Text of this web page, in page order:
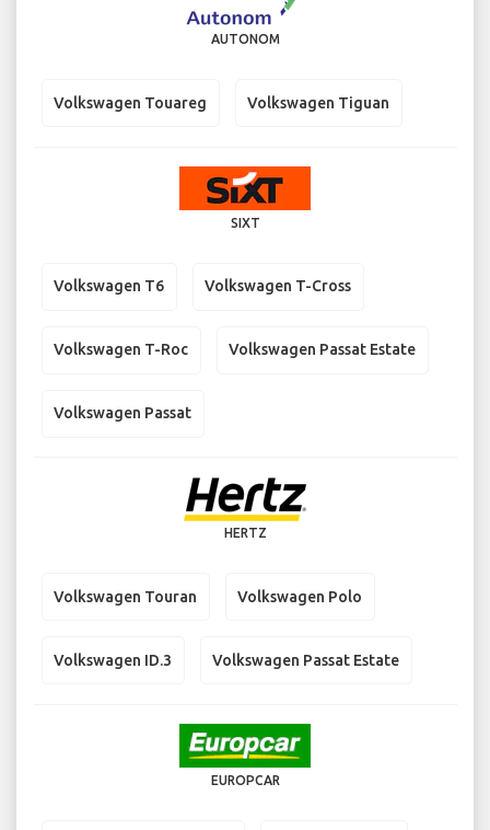
AUTONOM
Volkswagen Touareg Volkswagen Tiguan
SIXT
Volkswagen T6 Volkswagen T-Cross
Volkswagen T-Roc Volkswagen Passat Estate
Volkswagen Passat
HERTZ
Volkswagen Touran Volkswagen Polo
Volkswagen ID.3 Volkswagen Passat Estate
EUROPCAR